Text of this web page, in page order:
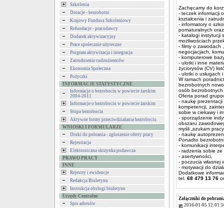
Szkolenia
Dotacje - bezrobotni
Krajowy Fundusz Szkoleniowy
Refundacje - pracodawcy
Dodatek aktywizacyjny
Prace społecznie użyteczne
Program aktywizacja i integracja
Zatrudnienie cudzoziemców
Ekonomia Społeczna
Pożyczki
INFORMACJE STATYSTYCZNE
Informacje o bezrobociu w powiecie żarskim
2004-2011
Informacje o bezrobociu w powiecie żarskim
Stopa bezrobocia
Aktywne formy przeciwdziałania bezrobociu
WNIOSKI I FORMULARZE
Druki do pobrania - zgłoszenie oferty pracy
Rejestracja
Elektroniczna skrzynka podawcza
PRAWO PRACY
INNE
Rejestry i ewidencje
Redakcja Biuletynu
Instrukcja obsługi biuletynu
Urzędy Centralne
Spis adresów
Zachęcamy do
- teczek informacji
kształcenia i
- informatory o
pomaturalnych
- katalogi instytucji
możliwościach
- filmy o zawodach
negocjacjach,
- komputerowe
- ulotki i inne
życiorysów (CV)
- ulotki o usługach
W ramach
bezrobotnych
osób bezrobotnych
Oferta porad
- naukę prezentacji
kompetencji,
sobie w ciekawy i
- sporządzenie
obszaru
myśli „szukam
- naukę
Ponadto
- komunikacji
- radzenia sobie ze
- asertywności,
- poczucia własnej
- motywacji do
Dodatkowe
tel. 68 479 13 76
Załączniki do
2016-01-05